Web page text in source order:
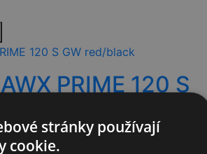
PRIME 120 S
stránky používají
cookie.